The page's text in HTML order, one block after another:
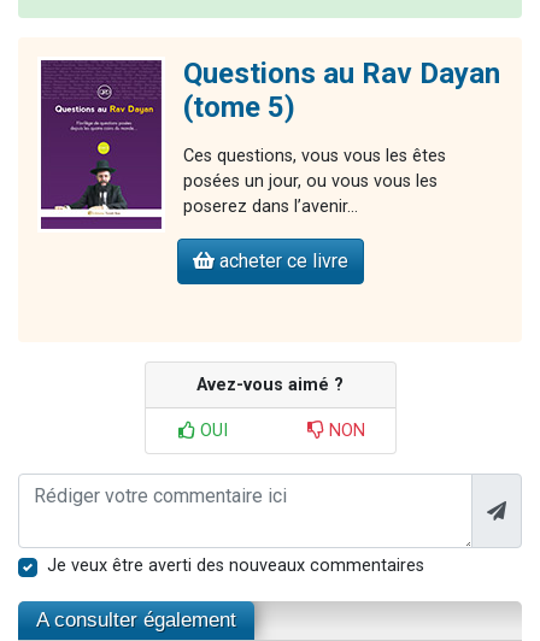
Questions au Rav Dayan
(tome 5)
Ces questions, vous vous les êtes
posées un jour, ou vous vous les
poserez dans l’avenir…
acheter ce livre
Avez-vous aimé ?
OUI NON
Je veux être averti des nouveaux commentaires
A consulter également